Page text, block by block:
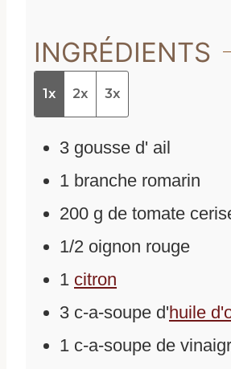
INGRÉDIENTS
1x 2x 3x
3 gousse d' ail
1 branche romarin
200 g de tomate
1/2 oignon rouge
1 citron
3 c-a-soupe d'huile
1 c-a-soupe de